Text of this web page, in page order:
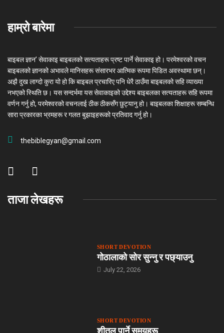
हाम्रो बारेमा
बाइबल ज्ञान’ सेवाकाइ बाइबलको सत्यताहरू प्रष्ट पार्ने सेवाकाइ हो। परमेश्‍वरको वचन
बाइबलको ज्ञानको अभावले मानिसहरू संसारभर आत्मिक रूपमा पिडित अवस्थामा छन्।
अझै दुख लाग्दो कुरा यो हो कि बाइबल प्रचारिए पनि धेरै ठाउँमा बाइबलको सहि व्याख्या
नभएको स्थिति छ। यस सन्दर्भमा यस सेवाकाइको उद्देश्य बाइबलका सत्यताहरू सहि रूपमा
वर्णन गर्नु हो, परमेश्वरको वचनलाई ठीक ठीकसँग छुट्यानु हो। बाइबलका शिक्षाहरू सम्बन्धि
सारा प्रकारका भ्रमहरू र गलत बुझाइहरूको प्रतिवाद गर्नु हो।
thebiblegyan@gmail.com
ताजा लेखहरू
SHORT DEVOTION
गोठालाको सोर सुन्नु र पछ्याउनु
July 22, 2026
SHORT DEVOTION
शीतल पार्ने समयहरू